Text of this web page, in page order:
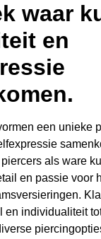
waar
en
een unieke
als ware
en passie voor
en individualiteit